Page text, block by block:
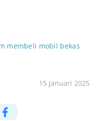
membeli mobil bekas
15 Januari 2025